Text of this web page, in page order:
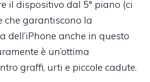
il dispositivo dal 5° piano (ci
che garantiscono la
dell’iPhone anche in questo
è un’ottima
graffi, urti e piccole cadute.